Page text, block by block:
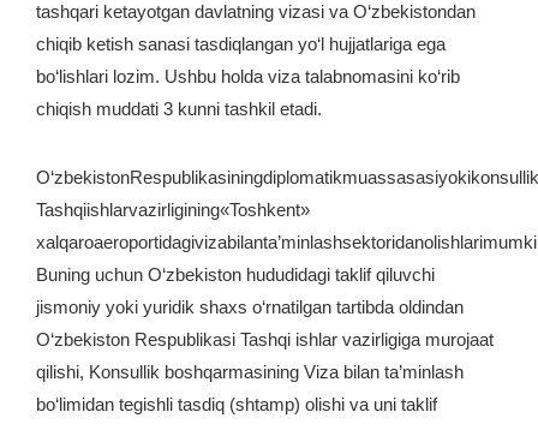
tashqari ketayotgan davlatning vizasi va O‘zbekistondan
chiqib ketish sanasi tasdiqlangan yo‘l hujjatlariga ega
bo‘lishlari lozim. Ushbu holda viza talabnomasini ko‘rib
chiqish muddati 3 kunni tashkil etadi.
Tashqiishlarvazirligining«Toshkent»
Buning uchun O‘zbekiston hududidagi taklif qiluvchi
jismoniy yoki yuridik shaxs o‘rnatilgan tartibda oldindan
O‘zbekiston Respublikasi Tashqi ishlar vazirligiga murojaat
qilishi, Konsullik boshqarmasining Viza bilan ta’minlash
bo‘limidan tegishli tasdiq (shtamp) olishi va uni taklif